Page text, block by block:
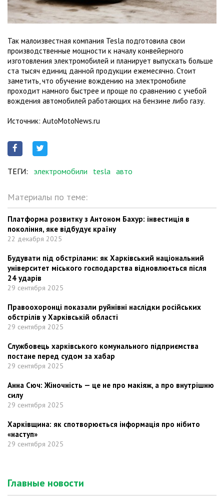
Так малоизвестная компания Tesla подготовила свои
производственные мощности к началу конвейерного
изготовления электромобилей и планирует выпускать больше
ста тысяч единиц данной продукции ежемесячно. Стоит
заметить, что обучение вождению на электромобиле
проходит намного быстрее и проще по сравнению с учебой
вождения автомобилей работающих на бензине либо газу.
Источник: AutoMotoNews.ru
ТЕГИ: электромобили tesla авто
Материалы по теме:
Платформа розвитку з Антоном Бахур: інвестиція в
покоління, яке відбудує країну
22 декабря 2025
Будувати під обстрілами: як Харківський національний
університет міського господарства відновлюється після
24 ударів
29 сентября 2025
Правоохоронці показали руйнівні наслідки російських
обстрілів у Харківській області
29 сентября 2025
Службовець харківського комунального підприємства
постане перед судом за хабар
29 сентября 2025
Анна Сюч: Жіночність — це не про макіяж, а про внутрішню
силу
29 сентября 2025
Харківщина: як спотворюється інформація про нібито
«наступ»
29 сентября 2025
Главные новости